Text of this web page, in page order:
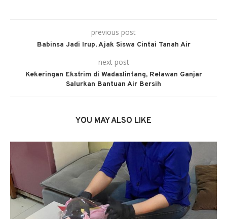
previous post
Babinsa Jadi Irup, Ajak Siswa Cintai Tanah Air
next post
Kekeringan Ekstrim di Wadaslintang, Relawan Ganjar
Salurkan Bantuan Air Bersih
YOU MAY ALSO LIKE